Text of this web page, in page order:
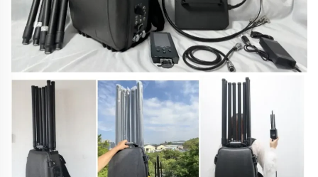
ohjausyhteyksiä ja pakottaa UAV:n suorittamaan
ennaltaohjelmoituja turvatoimintoja, kuten paluun
lähtöpaikalle, leijumisen tai itsenäisen laskeutumisen.
Kolme erilaista estosignaalilaitteiston arkkitehtuuria tukee
erilaisia uhkakuvia: